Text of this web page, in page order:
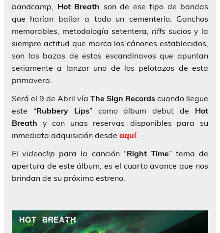
bandcamp, Hot Breath son de ese tipo de bandas
que harían bailar a todo un cementerio. Ganchos
memorables, metodología setentera, riffs sucios y la
siempre actitud que marca los cánones establecidos,
son las bazas de estos escandinavos que apuntan
seriamente a lanzar uno de los pelotazos de esta
primavera.
Será el 9 de Abril vía The Sign Records cuando llegue
este “Rubbery Lips” como álbum debut de Hot
Breath y con unas reservas disponibles para su
inmediata adquisición desde aquí.
Elvideoclip para la canción “Right Time” tema de
apertura de este álbum, es el cuarto avance que nos
brindan de su próximo estreno.